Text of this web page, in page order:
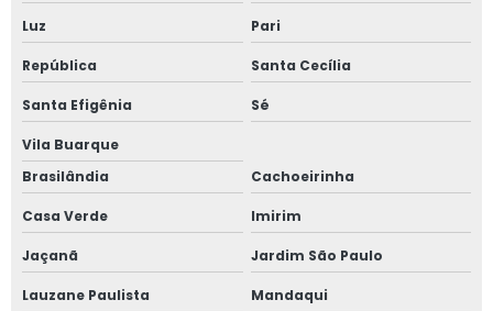
Esquadrias de alumínio sob medida valor
Esquadrias de alumínio preço m2
Esquadrias de alumínio em são paulo
Esquadrias de alumínio valor
Esquadrias anti ruído
Luz Pari
República Santa Cecília
Santa Efigênia Sé
Vila Buarque
Brasilândia
Cachoeirinha
Casa Verde Imirim
Jaçanã Jardim São Paulo
Lauzane Paulista Mandaqui